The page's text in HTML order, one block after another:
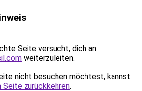
Seite versucht, dich an
weiterzuleiten.
nicht besuchen möchtest, kannst
Seite zurückkehren.